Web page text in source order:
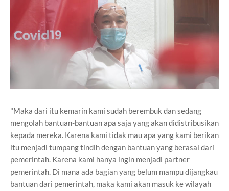
"Maka dari itu kemarin kami sudah berembuk dan sedang
mengolah bantuan-bantuan apa saja yang akan didistribusikan
kepada mereka. Karena kami tidak mau apa yang kami berikan
itu menjadi tumpang tindih dengan bantuan yang berasal dari
pemerintah. Karena kami hanya ingin menjadi partner
pemerintah. Di mana ada bagian yang belum mampu dijangkau
bantuan dari pemerintah, maka kami akan masuk ke wilayah